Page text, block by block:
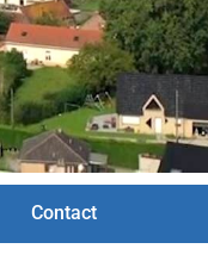
Contact